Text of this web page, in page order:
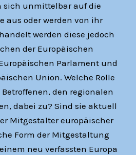
sich unmittelbar auf die
aus oder werden von ihr
werden diese jedoch
der Europäischen
Parlament und
Union. Welche Rolle
den regionalen
dabei zu? Sind sie aktuell
Mitgestalter europäischer
Form der Mitgestaltung
neu verfassten Europa